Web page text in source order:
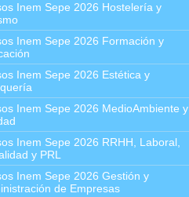
Inem Sepe 2026 Hostelería y
Inem Sepe 2026 Formación y
Inem Sepe 2026 Estética y
Inem Sepe 2026 MedioAmbiente y
Inem Sepe 2026 RRHH, Laboral,
y PRL
Inem Sepe 2026 Gestión y
de Empresas